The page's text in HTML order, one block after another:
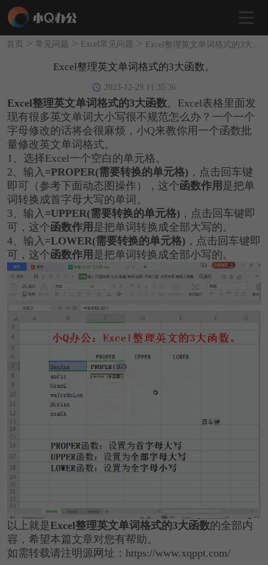
首页 > 常见问题 > Excel常见问题 >
Excel整理英文单词格式的3大函数。
2023-12-29 11:35:36
Excel整理英文单词格式的3大函数。Excel表格里面发
现有很多英文单词大小写很不规范怎么办？一个一个
字母修改的话将会很麻烦，小Q来教你用一个函数批
量修改英文单词格式。
1、选择Excel一个空白的单元格。
2、输入 =PROPER(需要转换的单元格) ，点击回车键
即可（参考下面动态图操作），这个函数作用 是把单
词转换成首字母大写的单词。
3、输入 =UPPER(需要转换的单元格) ，点击回车键即
可，这个函数作用 是把单词转换成全部大写的。
4、输入 =LOWER(需要转换的单元格) ，点击回车键即
可，这个函数作用 是把单词转换成全部小写的。
以上就是Excel整理英文单词格式的3大函数的全部内
容，希望本篇文章对您有帮助。
如需转载请注明源网址：https://www.xqppt.com/